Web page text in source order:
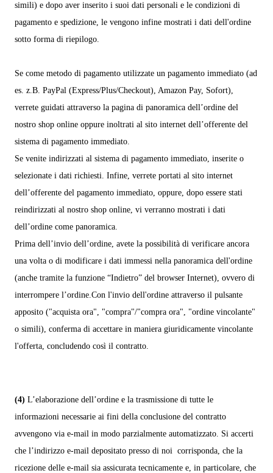
simili) e dopo aver inserito i suoi dati personali e le condizioni di
pagamento e spedizione, le vengono infine mostrati i dati dell'ordine
sotto forma di riepilogo.
Se come metodo di pagamento utilizzate un pagamento immediato (ad
es. z.B. PayPal (Express/Plus/Checkout), Amazon Pay, Sofort),
verrete guidati attraverso la pagina di panoramica dell’ordine del
nostro shop online oppure inoltrati al sito internet dell’offerente del
sistema di pagamento immediato.
Se venite indirizzati al sistema di pagamento immediato, inserite o
selezionate i dati richiesti. Infine, verrete portati al sito internet
dell’offerente del pagamento immediato, oppure, dopo essere stati
reindirizzati al nostro shop online, vi verranno mostrati i dati
dell’ordine come panoramica.
Prima dell’invio dell’ordine, avete la possibilità di verificare ancora
una volta o di modificare i dati immessi nella panoramica dell'ordine
(anche tramite la funzione “Indietro” del browser Internet), ovvero di
interrompere l’ordine.Con l'invio dell'ordine attraverso il pulsante
apposito ("acquista ora", "compra"/"compra ora", "ordine vincolante"
o simili), conferma di accettare in maniera giuridicamente vincolante
l'offerta, concludendo così il contratto.
(4) L’elaborazione dell’ordine e la trasmissione di tutte le
informazioni necessarie ai fini della conclusione del contratto
avvengono via e-mail in modo parzialmente automatizzato. Si accerti
che l’indirizzo e-mail depositato presso di noi corrisponda, che la
ricezione delle e-mail sia assicurata tecnicamente e, in particolare, che